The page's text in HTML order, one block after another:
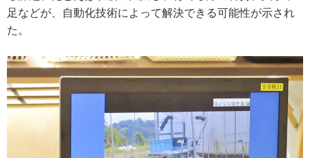
足などが、自動化技術によって解決できる可能性が示され
た。